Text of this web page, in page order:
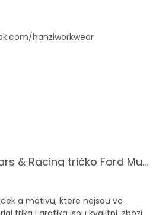
hanziworkwear
Dámské Cars & Racing tričko Ford Mustang 5. generace
je 5 z 5 hvězdiček.
a motivu, ktere nejsou ve